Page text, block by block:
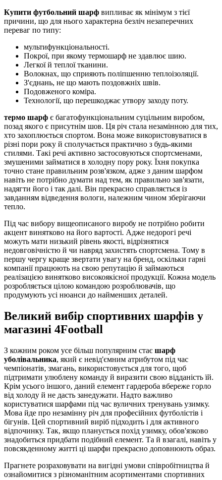
Купити футбольний шарф випливає як мінімум з тієї
причини, що для нього характерна безліч незаперечних
переваг по типу:
мультифункціональності.
Покрої, при якому термошарф не здавлює шию.
Легкої й теплої тканини.
Волокнах, що сприяють поліпшенню теплоізоляції.
З'єднань, не що мають поздовжніх швів.
Подовженого коміра.
Технології, що перешкоджає утвору заходу поту.
термо шарф є багатофункціональним суцільним виробом,
позад якого є присутнім шов. Ця річ стала незамінною для тих,
хто захоплюється спортом. Вона може використовуватися в
різні пори року й сполучається практично з будь-якими
стилями. Такі речі активно застосовуються спортсменами,
змушеними займатися в холодну пору року. Їхня покупка
точно стане правильним розв'язком, адже з даним шарфом
навіть не потрібно думати над тем, як правильно зав'язати,
надягти його і так далі. Він прекрасно справляється із
завданням відведення вологи, належним чином зберігаючи
тепло.
Під час вибору вищеописаного виробу не потрібно робити
акцент винятково на його вартості. Адже недорогі речі
можуть мати низький рівень якості, відрізнятися
недовговічністю й чи навряд захистять спортсмена. Тому в
першу чергу краще звертати увагу на бренд, оскільки гарні
компанії працюють на свою репутацію й займаються
реалізацією винятково високоякісної продукції. Кожна модель
розробляється цілою командою розроблювачів, що
продумують усі нюанси до найменших деталей.
Великий вибір спортивних шарфів у
магазині 4Football
З кожним роком усе більш популярним стає шарф
уболівальника, який є невід'ємним атрибутом під час
чемпіонатів, змагань, використовується для того, щоб
підтримати улюблену команду й виразити свою відданість їй.
Крім усього іншого, даний елемент гардероба вбереже горло
від холоду й не дасть занедужати. Надто важливо
користуватися шарфами під час вуличних тренувань узимку.
Мова йде про незамінну річ для професійних футболістів і
бігунів. Цей спортивний виріб підходить і для активного
відпочинку. Так, якщо планується похід узимку, обов'язково
знадобиться придбати подібний елемент. Та й взагалі, навіть у
повсякденному житті ці шарфи прекрасно доповнюють образ.
Прагнете розраховувати на вигідні умови співробітництва й
ознайомитися з різноманітним асортиментами спортивних